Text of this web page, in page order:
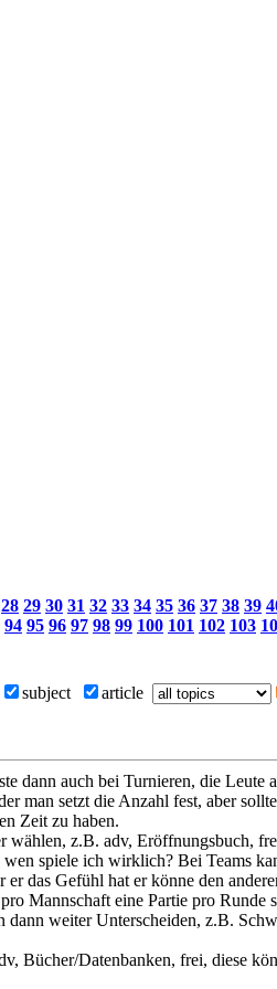
28 29 30 31 32 33 34 35 36 37 38 39
94 95 96 97 98 99 100 101 102 103
subject article
dann auch bei Turnieren, die
man setzt die Anzahl fest, aber
Zeit zu haben.
z.B. adv, Eröffnungsbuch,
spiele ich wirklich? Bei Teams
das Gefühl hat er könne den
Mannschaft eine Partie pro
dann weiter Unterscheiden, z.B.
Bücher/Datenbanken, frei, diese